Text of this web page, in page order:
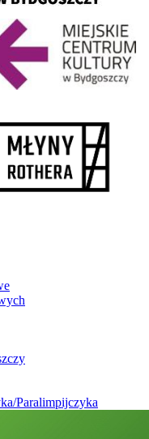
Paralimpijczyka